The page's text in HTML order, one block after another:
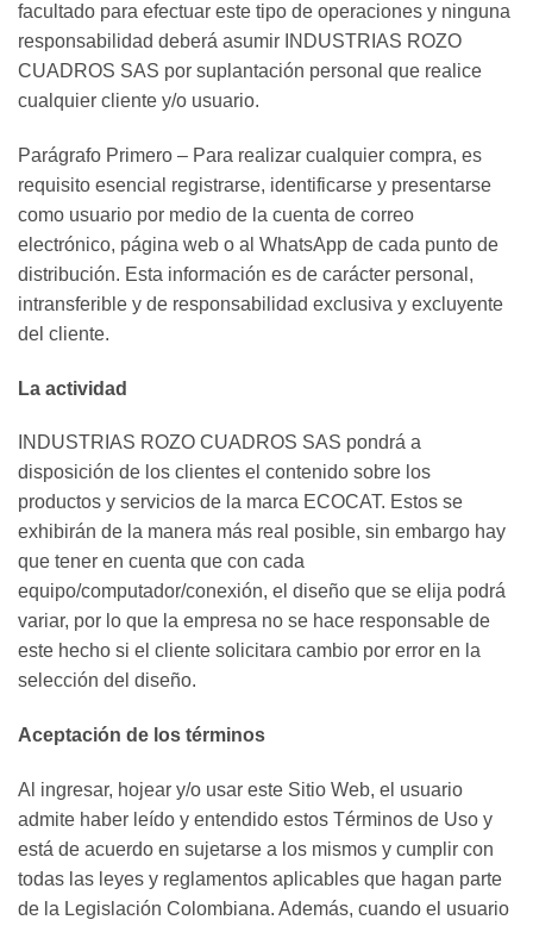
facultado para efectuar este tipo de operaciones y ninguna
responsabilidad deberá asumir INDUSTRIAS ROZO
CUADROS SAS por suplantación personal que realice
cualquier cliente y/o usuario.
Parágrafo Primero – Para realizar cualquier compra, es
requisito esencial registrarse, identificarse y presentarse
como usuario por medio de la cuenta de correo
electrónico, página web o al WhatsApp de cada punto de
distribución. Esta información es de carácter personal,
intransferible y de responsabilidad exclusiva y excluyente
del cliente.
La actividad
INDUSTRIAS ROZO CUADROS SAS pondrá a
disposición de los clientes el contenido sobre los
productos y servicios de la marca ECOCAT. Estos se
exhibirán de la manera más real posible, sin embargo hay
que tener en cuenta que con cada
equipo/computador/conexión, el diseño que se elija podrá
variar, por lo que la empresa no se hace responsable de
este hecho si el cliente solicitara cambio por error en la
selección del diseño.
Aceptación de los términos
Al ingresar, hojear y/o usar este Sitio Web, el usuario
admite haber leído y entendido estos Términos de Uso y
está de acuerdo en sujetarse a los mismos y cumplir con
todas las leyes y reglamentos aplicables que hagan parte
de la Legislación Colombiana. Además, cuando el usuario